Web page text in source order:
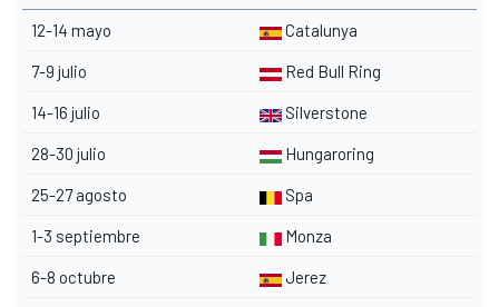
12-14 mayo Catalunya
7-9 julio Red Bull Ring
14-16 julio Silverstone
28-30 julio Hungaroring
25-27 agosto Spa
1-3 septiembre Monza
6-8 octubre Jerez